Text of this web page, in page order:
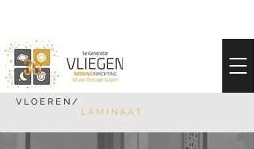
V L O E R E N /
L A M I N A A T